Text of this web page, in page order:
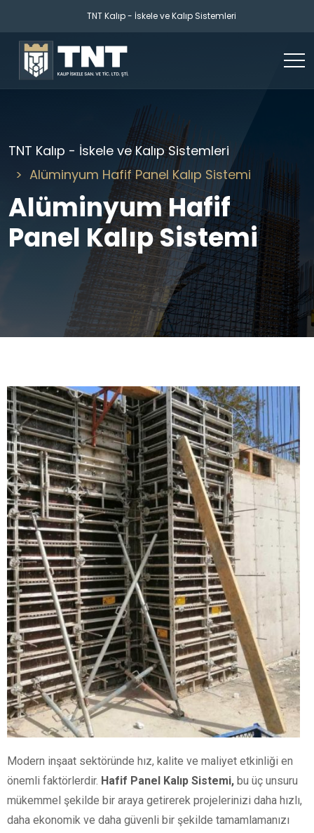
TNT Kalıp - İskele ve Kalıp Sistemleri
TNT Kalıp - İskele ve Kalıp Sistemleri
Alüminyum Hafif Panel Kalıp Sistemi
Alüminyum Hafif
Panel Kalıp Sistemi
Modern inşaat sektöründe hız, kalite ve maliyet etkinliği en
önemli faktörlerdir. Hafif Panel Kalıp Sistemi, bu üç unsuru
mükemmel şekilde bir araya getirerek projelerinizi daha hızlı,
daha ekonomik ve daha güvenli bir şekilde tamamlamanızı